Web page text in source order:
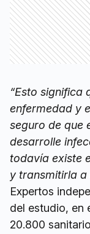
“Esto significa
enfermedad y
seguro de que
desarrolle
todavía existe
y transmitirla
Expertos
del estudio, en
20.800